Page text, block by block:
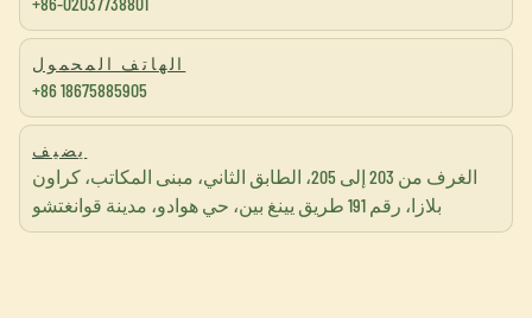
الهاتف المحمول
+86 18675885905
يضيف
الغرف من 203 إلى 205، الطابق الثاني، مبنى المكاتب، كراون
بلازا، رقم 191 طريق يينغ بين، حي هوادو، مدينة قوانغتشو